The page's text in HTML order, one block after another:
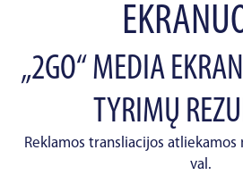
„2GO“ MEDIA
TYRIMŲ
Reklamos transliacijos atliekamos
val.